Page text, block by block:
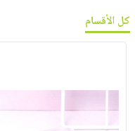
كل الأقسام